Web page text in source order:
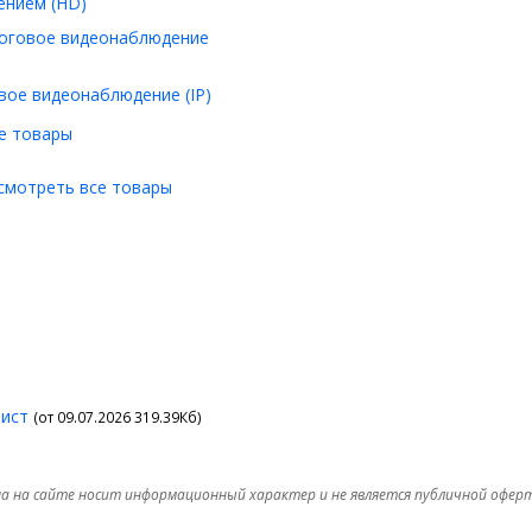
товары
видеонаблюдение
видеонаблюдение (IP)
все товары
(от 09.07.2026 319.39Кб)
на сайте носит информационный характер и не является публичной